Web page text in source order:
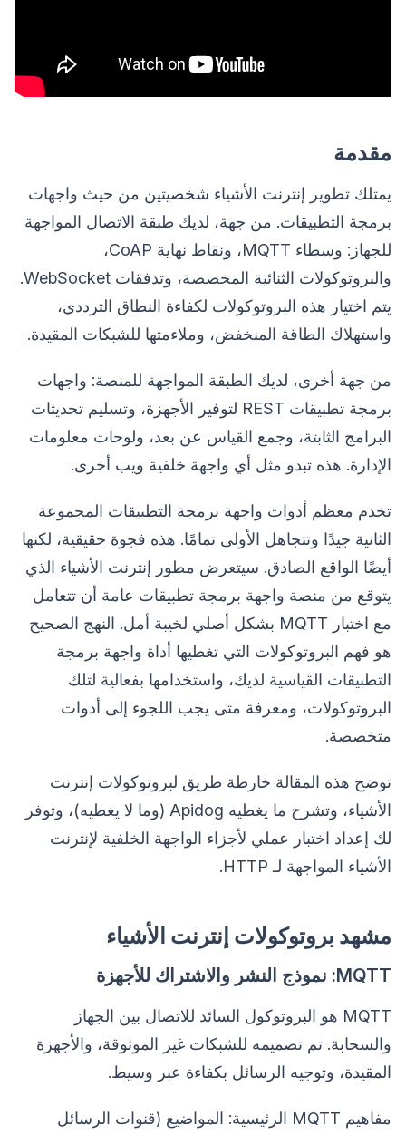
مقدمة
يمتلك تطوير إنترنت الأشياء شخصيتين من حيث واجهات
برمجة التطبيقات. من جهة، لديك طبقة الاتصال المواجهة
للجهاز: وسطاء MQTT، ونقاط نهاية CoAP،
والبروتوكولات الثنائية المخصصة، وتدفقات WebSocket.
يتم اختيار هذه البروتوكولات لكفاءة النطاق الترددي،
واستهلاك الطاقة المنخفض، وملاءمتها للشبكات المقيدة.
من جهة أخرى، لديك الطبقة المواجهة للمنصة: واجهات
برمجة تطبيقات REST لتوفير الأجهزة، وتسليم تحديثات
البرامج الثابتة، وجمع القياس عن بعد، ولوحات معلومات
الإدارة. هذه تبدو مثل أي واجهة خلفية ويب أخرى.
تخدم معظم أدوات واجهة برمجة التطبيقات المجموعة
الثانية جيدًا وتتجاهل الأولى تمامًا. هذه فجوة حقيقية، لكنها
أيضًا الواقع الصادق. سيتعرض مطور إنترنت الأشياء الذي
يتوقع من منصة واجهة برمجة تطبيقات عامة أن تتعامل
مع اختبار MQTT بشكل أصلي لخيبة أمل. النهج الصحيح
هو فهم البروتوكولات التي تغطيها أداة واجهة برمجة
التطبيقات القياسية لديك، واستخدامها بفعالية لتلك
البروتوكولات، ومعرفة متى يجب اللجوء إلى أدوات
متخصصة.
توضح هذه المقالة خارطة طريق لبروتوكولات إنترنت
الأشياء، وتشرح ما يغطيه Apidog (وما لا يغطيه)، وتوفر
لك إعداد اختبار عملي لأجزاء الواجهة الخلفية لإنترنت
الأشياء المواجهة لـ HTTP.
مشهد بروتوكولات إنترنت الأشياء
MQTT: نموذج النشر والاشتراك للأجهزة
MQTT هو البروتوكول السائد للاتصال بين الجهاز
والسحابة. تم تصميمه للشبكات غير الموثوقة، والأجهزة
المقيدة، وتوجيه الرسائل بكفاءة عبر وسيط.
مفاهيم MQTT الرئيسية: المواضيع (قنوات الرسائل